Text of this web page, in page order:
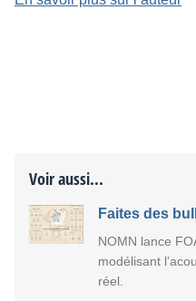
Voir aussi...
Faites des
NOMN lance
modélisant
réel.